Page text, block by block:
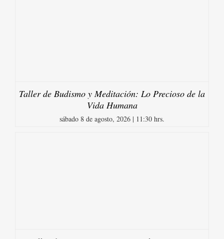
Taller de Budismo y Meditación: Lo Precioso de la
Vida Humana
sábado 8 de agosto, 2026 | 11:30 hrs.